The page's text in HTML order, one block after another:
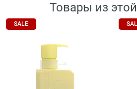
Товары из
SALE